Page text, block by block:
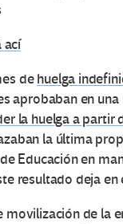
ací
dehuelga
aprobaban en una
la huelga a partir
la última
Educación en
resultado deja
movilización de la